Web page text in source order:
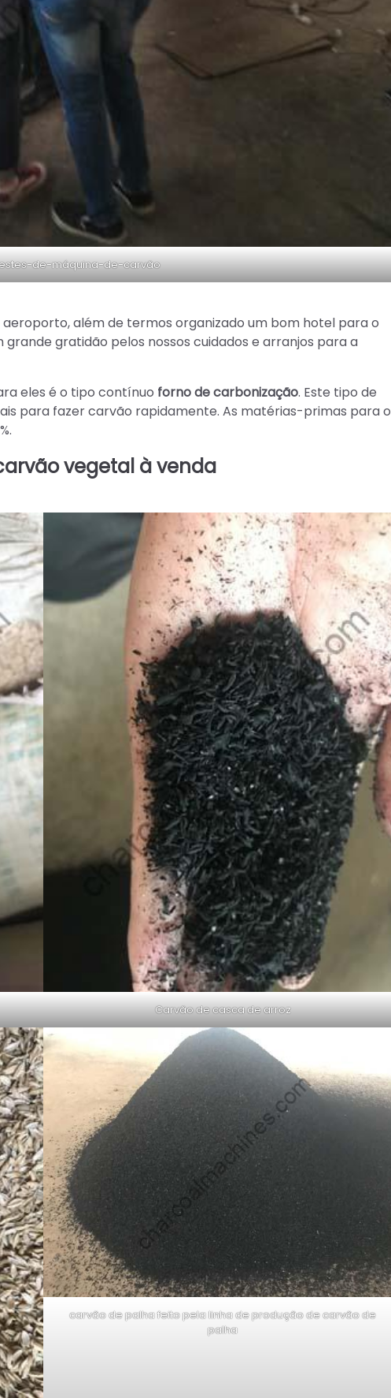
de-máquina-de-carvão
aeroporto, além de termos organizado um bom hotel para o
gratidão pelos nossos cuidados e arranjos para a
eles é o tipo contínuo forno de carbonização. Este tipo de
para fazer carvão rapidamente. As matérias-primas para o
vegetal à venda
Carvão de casca de arroz
carvão de palha feito pela linha de produção de carvão de
palha